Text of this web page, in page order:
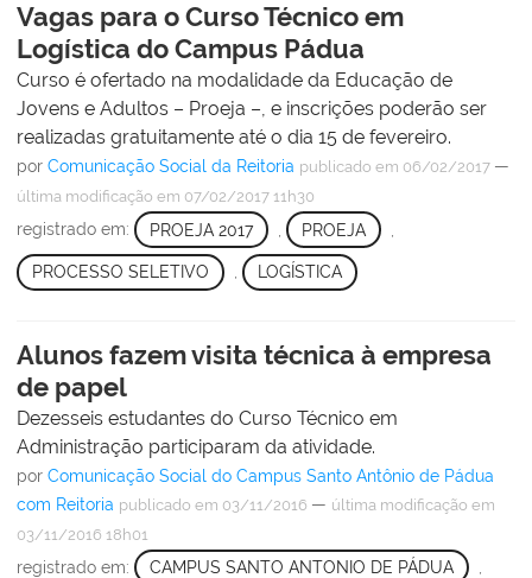
Vagas para o Curso Técnico em
Logística do Campus Pádua
Curso é ofertado na modalidade da Educação de
Jovens e Adultos – Proeja –, e inscrições poderão ser
realizadas gratuitamente até o dia 15 de fevereiro.
por Comunicação Social da Reitoria publicado em 06/02/2017 —
última modificação em 07/02/2017 11h30
registrado em: PROEJA 2017 PROEJA
PROCESSO SELETIVO , LOGÍSTICA
Alunos fazem visita técnica à empresa
de papel
Dezesseis estudantes do Curso Técnico em
Administração participaram da atividade.
por Comunicação Social do Campus Santo Antônio de Pádua
com Reitoria publicado em 03/11/2016 — última modificação em
03/11/2016 18h01
registrado em: CAMPUS SANTO ANTONIO DE PÁDUA